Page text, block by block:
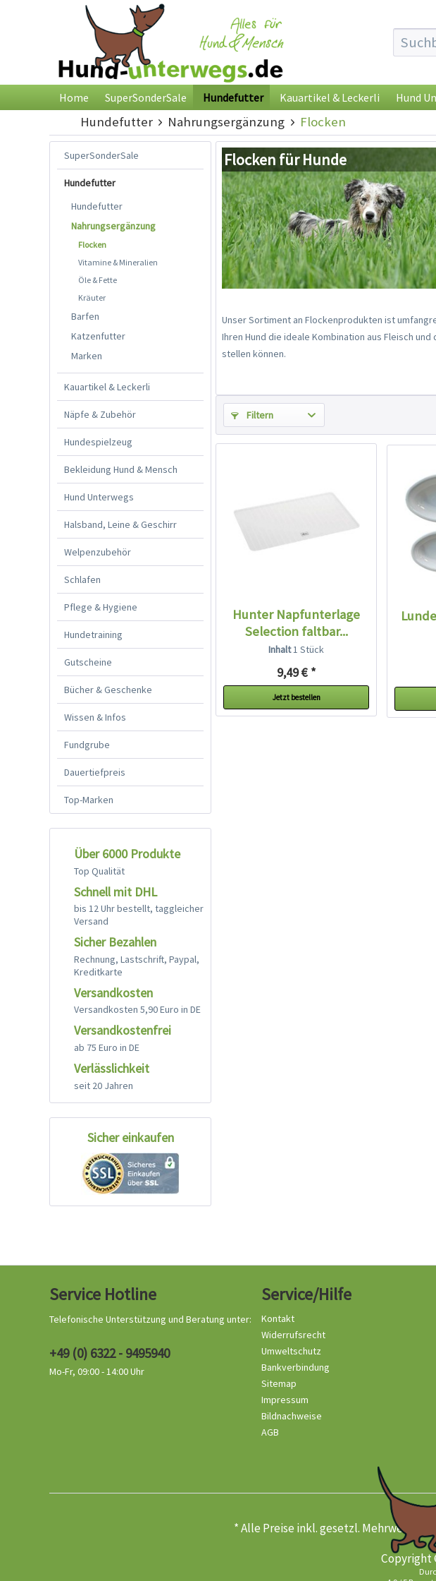
Home SuperSonderSale Hundefutter Kauartikel & Leckerli Hund
Hundefutter Nahrungsergänzung Flocken
SuperSonderSale
Hundefutter
Hundefutter
Nahrungsergänzung
Flocken
Vitamine & Mineralien
Öle & Fette
Kräuter
Barfen
Katzenfutter
Marken
Kauartikel & Leckerli
Näpfe & Zubehör
Hundespielzeug
Bekleidung Hund & Mensch
Hund Unterwegs
Halsband, Leine & Geschirr
Welpenzubehör
Schlafen
Pflege & Hygiene
Hundetraining
Gutscheine
Bücher & Geschenke
Wissen & Infos
Fundgrube
Dauertiefpreis
Top-Marken
Über 6000 Produkte
Top Qualität
Schnell mit DHL
bis 12 Uhr bestellt, taggleicher
Versand
Sicher Bezahlen
Rechnung, Lastschrift, Paypal,
Kreditkarte
Versandkosten
Versandkosten 5,90 Euro in DE
Versandkostenfrei
ab 75 Euro in DE
Verlässlichkeit
seit 20 Jahren
Sicher einkaufen
Flocken für Hunde
Unser Sortiment an Flockenprodukten ist
Ihren Hund die ideale Kombination aus Fleisch
stellen können.
Filtern
Hunter Napfunterlage
Selection faltbar...
Inhalt1 Stück
9,49 € *
Jetzt bestellen
Service Hotline
Telefonische Unterstützung und Beratung unter:
+49 (0) 6322 - 9495940
Mo-Fr, 09:00 - 14:00 Uhr
Service/Hilfe
Kontakt
Widerrufsrecht
Umweltschutz
Bankverbindung
Sitemap
Impressum
Bildnachweise
AGB
* Alle Preise inkl. gesetzl.
Copyright